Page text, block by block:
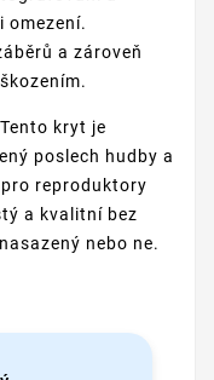
omezení.
a zároveň
Tento kryt je
poslech hudby a
reproduktory
a kvalitní bez
nebo ne.